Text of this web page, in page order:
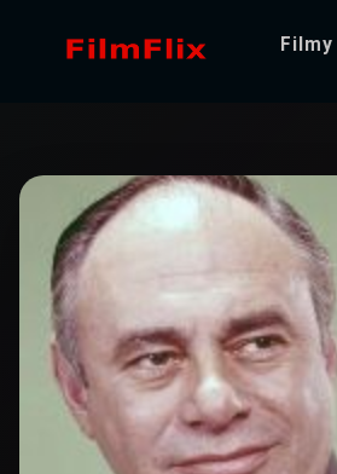
Filmy